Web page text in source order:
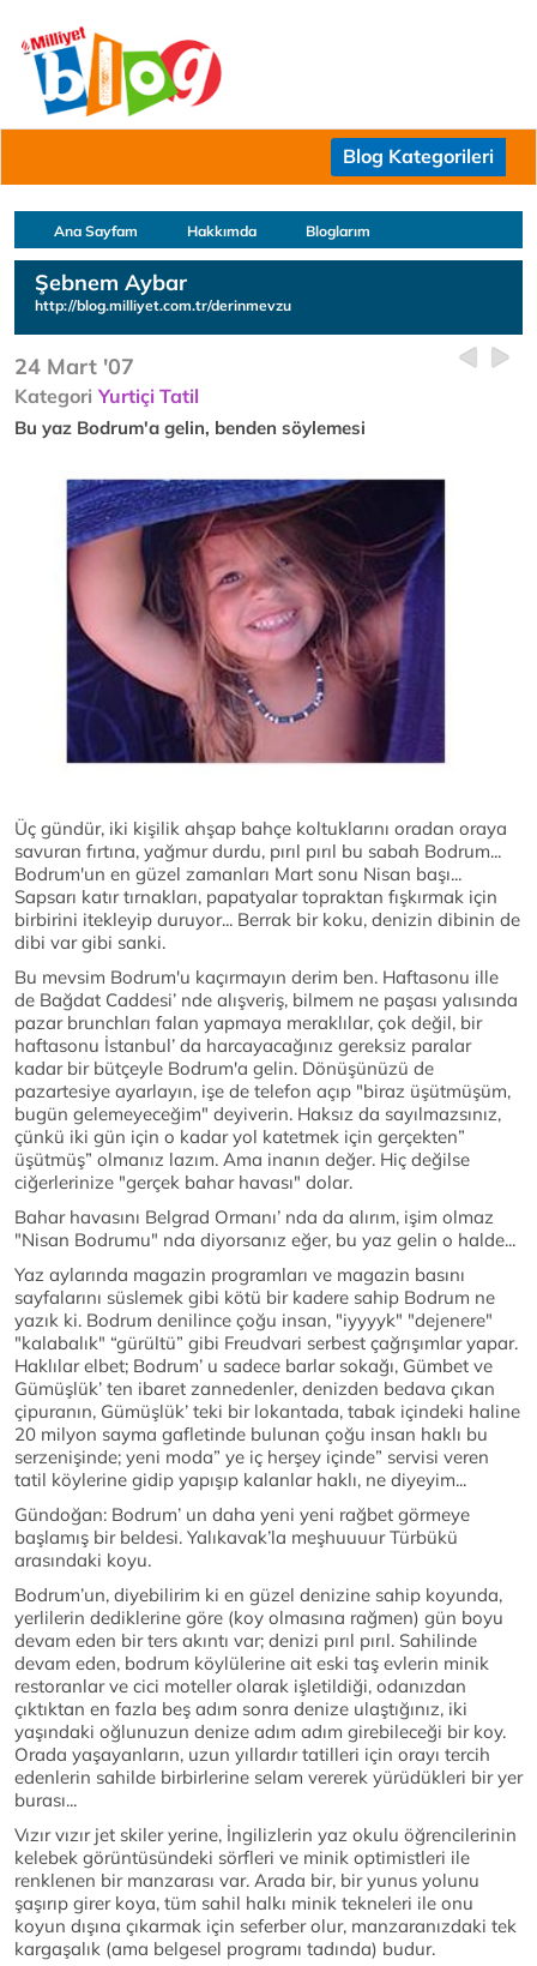
Blog Kategorileri
Ana Sayfam Hakkımda Bloglarım
Şebnem Aybar
http://blog.milliyet.com.tr/derinmevzu
24 Mart '07
Kategori Yurtiçi Tatil
Bu yaz Bodrum'a gelin, benden söylemesi
Üç gündür, iki kişilik ahşap bahçe koltuklarını oradan oraya
savuran fırtına, yağmur durdu, pırıl pırıl bu sabah Bodrum...
Bodrum'un en güzel zamanları Mart sonu Nisan başı...
Sapsarı katır tırnakları, papatyalar topraktan fışkırmak için
birbirini itekleyip duruyor... Berrak bir koku, denizin dibinin de
dibi var gibi sanki.
Bu mevsim Bodrum'u kaçırmayın derim ben. Haftasonu ille
de Bağdat Caddesi’ nde alışveriş, bilmem ne paşası yalısında
pazar brunchları falan yapmaya meraklılar, çok değil, bir
haftasonu İstanbul’ da harcayacağınız gereksiz paralar
kadar bir bütçeyle Bodrum'a gelin. Dönüşünüzü de
pazartesiye ayarlayın, işe de telefon açıp "biraz üşütmüşüm,
bugün gelemeyeceğim" deyiverin. Haksız da sayılmazsınız,
çünkü iki gün için o kadar yol katetmek için gerçekten”
üşütmüş” olmanız lazım. Ama inanın değer. Hiç değilse
ciğerlerinize "gerçek bahar havası" dolar.
Bahar havasını Belgrad Ormanı’ nda da alırım, işim olmaz
"Nisan Bodrumu" nda diyorsanız eğer, bu yaz gelin o halde...
Yaz aylarında magazin programları ve magazin basını
sayfalarını süslemek gibi kötü bir kadere sahip Bodrum ne
yazık ki. Bodrum denilince çoğu insan, "iyyyyk" "dejenere"
"kalabalık" “gürültü” gibi Freudvari serbest çağrışımlar yapar.
Haklılar elbet; Bodrum’ u sadece barlar sokağı, Gümbet ve
Gümüşlük’ ten ibaret zannedenler, denizden bedava çıkan
çipuranın, Gümüşlük’ teki bir lokantada, tabak içindeki haline
20 milyon sayma gafletinde bulunan çoğu insan haklı bu
serzenişinde; yeni moda” ye iç herşey içinde” servisi veren
tatil köylerine gidip yapışıp kalanlar haklı, ne diyeyim...
Gündoğan: Bodrum’ un daha yeni yeni rağbet görmeye
başlamış bir beldesi. Yalıkavak’la meşhuuuur Türbükü
arasındaki koyu.
Bodrum’un, diyebilirim ki en güzel denizine sahip koyunda,
yerlilerin dediklerine göre (koy olmasına rağmen) gün boyu
devam eden bir ters akıntı var; denizi pırıl pırıl. Sahilinde
devam eden, bodrum köylülerine ait eski taş evlerin minik
restoranlar ve cici moteller olarak işletildiği, odanızdan
çıktıktan en fazla beş adım sonra denize ulaştığınız, iki
yaşındaki oğlunuzun denize adım adım girebileceği bir koy.
Orada yaşayanların, uzun yıllardır tatilleri için orayı tercih
edenlerin sahilde birbirlerine selam vererek yürüdükleri bir yer
burası...
Vızır vızır jet skiler yerine, İngilizlerin yaz okulu öğrencilerinin
kelebek görüntüsündeki sörfleri ve minik optimistleri ile
renklenen bir manzarası var. Arada bir, bir yunus yolunu
şaşırıp girer koya, tüm sahil halkı minik tekneleri ile onu
koyun dışına çıkarmak için seferber olur, manzaranızdaki tek
kargaşalık (ama belgesel programı tadında) budur.